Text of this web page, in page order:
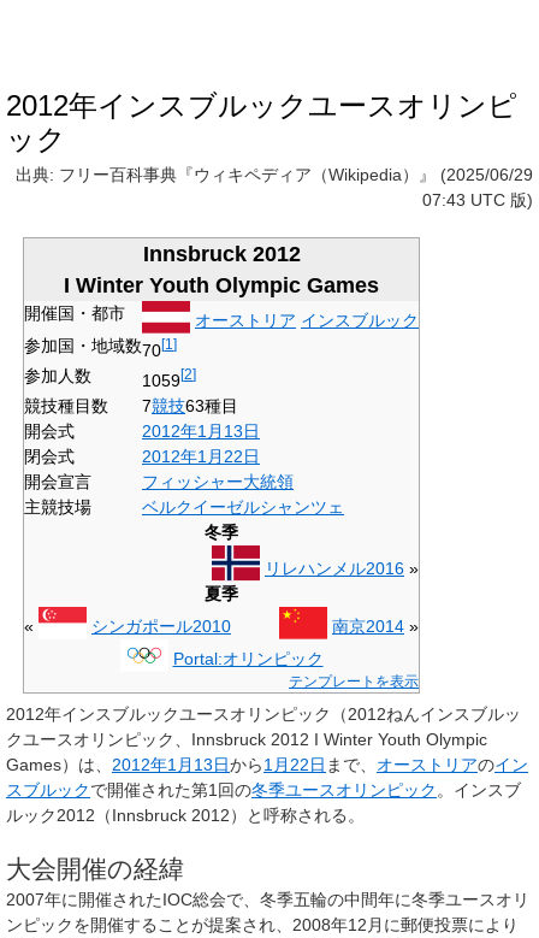
2012年インスブルックユースオリンピ
ック
出典: フリー百科事典『ウィキペディア（Wikipedia）』 (2025/06/29
07:43 UTC 版)
Innsbruck 2012
I Winter Youth Olympic Games
開催国・都市 オーストリア インスブルック
参加国・地域数70[1 ]
参加人数 1059[2]
競技種目数 7競技63種目
開会式
2012年1月13日
閉会式
2012年1月22日
開会宣言
フィッシャー大統領
主競技場
ベルクイーゼルシャンツェ
冬季
リレハンメル2016 »
夏季
«
シンガポール2010 南京2014 »
Portal:オリンピック
テンプレートを表示
2012年インスブルックユースオリンピック
（2012ねんインスブルッ
クユースオリンピック、Innsbruck 2012 I Winter Youth Olympic
Games）は、 2012年1月13日から1月22日 まで、 オーストリアのイン
スブルックで開催された第1回の冬季ユースオリンピック 。 インスブ
ルック2012 （Innsbruck 2012）と呼称される。
大会開催の経緯
2007年に開催されたIOC総会で、冬季五輪の中間年に冬季ユースオリ
ンピックを開催することが提案され、2008年12月に郵便投票により